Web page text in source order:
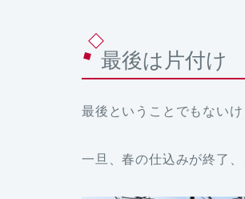
最後は片付け
最後ということでもないけ
一旦、春の仕込みが終了